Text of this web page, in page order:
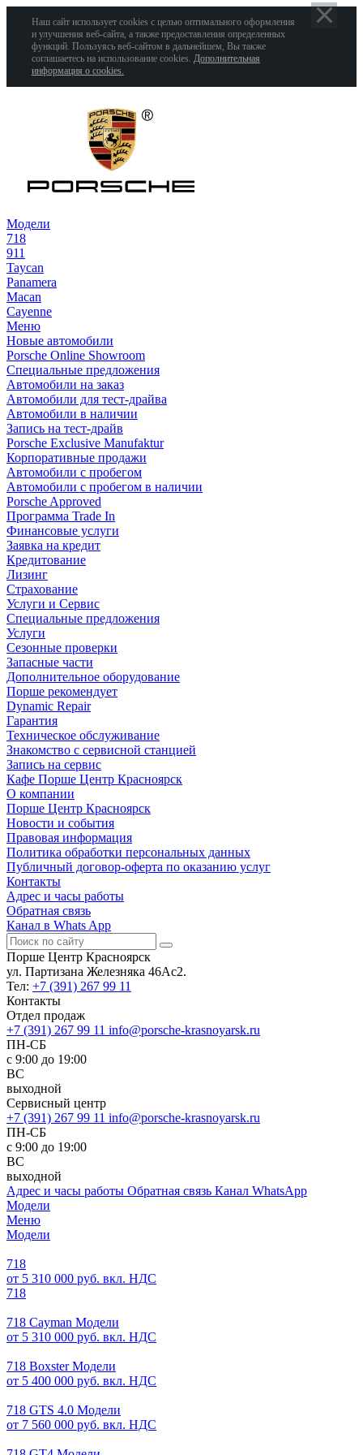
Наш сайт использует cookies с целью оптимального оформления
и улучшения веб-сайта, а также предоставления определенных
функций. Пользуясь веб-сайтом в дальнейшем, Вы также
соглашаетесь на использование cookies. Дополнительная
информация о cookies.
Модели
718
911
Taycan
Panamera
Macan
Cayenne
Меню
Новые автомобили
Porsche Online Showroom
Специальные предложения
Автомобили на заказ
Автомобили для тест-драйва
Автомобили в наличии
Запись на тест-драйв
Porsche Exclusive Manufaktur
Корпоративные продажи
Автомобили с пробегом
Автомобили с пробегом в наличии
Porsche Approved
Программа Trade In
Финансовые услуги
Заявка на кредит
Кредитование
Лизинг
Страхование
Услуги и Сервис
Специальные предложения
Услуги
Сезонные проверки
Запасные части
Дополнительное оборудование
Порше рекомендует
Dynamic Repair
Гарантия
Техническое обслуживание
Знакомство с сервисной станцией
Запись на сервис
Кафе Порше Центр Красноярск
О компании
Порше Центр Красноярск
Новости и события
Правовая информация
Политика обработки персональных данных
Публичный договор-оферта по оказанию услуг
Контакты
Адрес и часы работы
Обратная связь
Канал в Whats App
Порше Центр Красноярск
ул. Партизана Железняка 46Ас2.
Тел: +7 (391) 267 99 11
Контакты
Отдел продаж
+7 (391) 267 99 11 info@porsche-krasnoyarsk.ru
ПН-СБ
c 9:00 до 19:00
ВС
выходной
Сервисный центр
+7 (391) 267 99 11 info@porsche-krasnoyarsk.ru
ПН-СБ
с 9:00 до 19:00
ВС
выходной
Адрес и часы работы Обратная связь Канал WhatsApp
Модели
Меню
Модели
718
от 5 310 000 руб. вкл. НДС
718
718 Cayman Модели
от 5 310 000 руб. вкл. НДС
718 Boxster Модели
от 5 400 000 руб. вкл. НДС
718 GTS 4.0 Модели
от 7 560 000 руб. вкл. НДС